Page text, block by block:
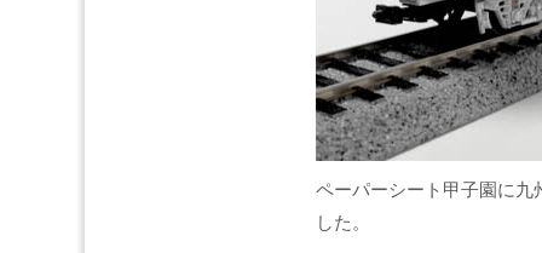
ペーパーシート甲子園に九
した。